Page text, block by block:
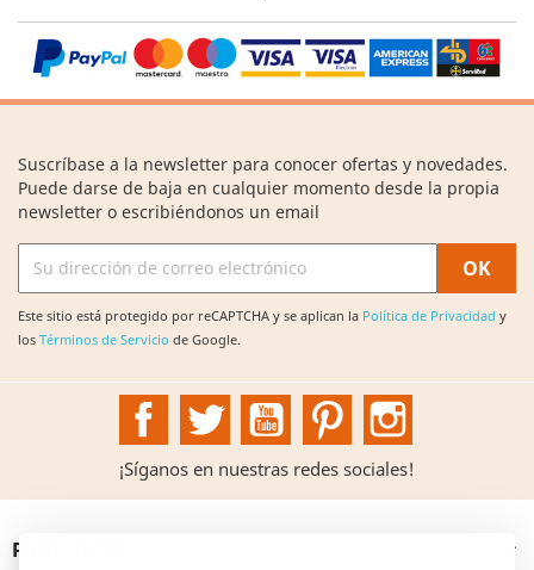
Suscríbase a la newsletter para conocer ofertas y novedades.
Puede darse de baja en cualquier momento desde la propia
newsletter o escribiéndonos un email
Este sitio está protegido por reCAPTCHA y se aplican la Política de Privacidad y
los Términos de Servicio de Google.
FacebookTwitter YouTubePinterest
¡Síganos en nuestras redes sociales!
PRODUCTOS 